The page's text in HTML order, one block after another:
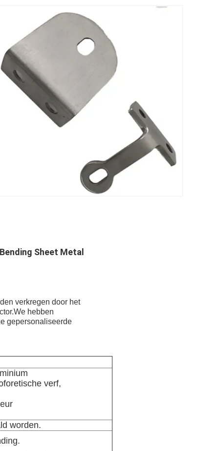
Sheet Metal
verkregen door het
hebben
gepersonaliseerde
verf,
worden.